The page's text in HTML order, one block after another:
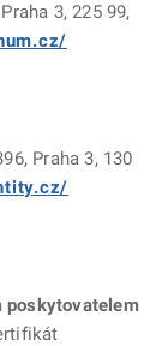
3, 225 99,
Praha 3, 130
poskytovatelem